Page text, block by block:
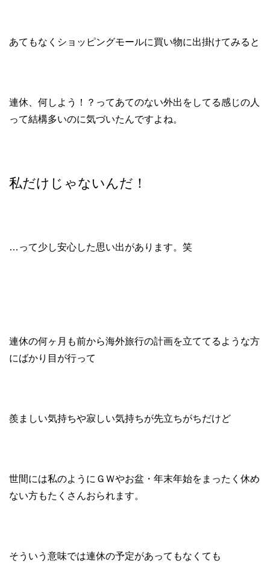
あてもなくショッピングモールに買い物に出掛けてみると
連休、何しよう！？ってあてのない外出をしてる感じの人
って結構多いのに気づいたんですよね。
私だけじゃないんだ！
…って少し安心した思い出があります。笑
連休の何ヶ月も前から海外旅行の計画を立ててるような方
にばかり目が行って
羨ましい気持ちや寂しい気持ちが先立ちがちだけど
世間には私のようにＧＷやお盆・年末年始をまったく休め
ない方もたくさんおられます。
そういう意味では連休の予定があってもなくても